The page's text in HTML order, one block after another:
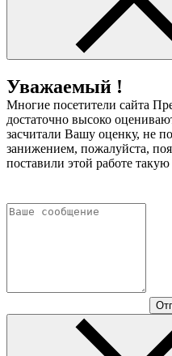
Уважаемый !
Многие посетители сайта
достаточно высоко
засчитали Вашу оценку, не
занижением, пожалуйста,
поставили этой работе